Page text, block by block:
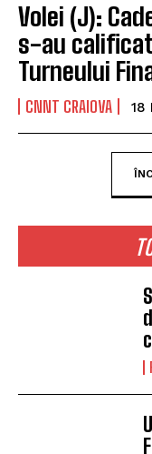
Volei (J):
s-au
Turneului
CNNT CRAIOVA 18